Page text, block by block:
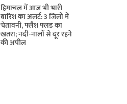
हिमाचल में आज भी भारी
बारिश का अलर्ट: 3 जिलों में
चेतावनी, फ्लैश फ्लड का
खतरा; नदी-नालों से दूर रहने
की अपील